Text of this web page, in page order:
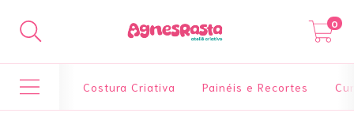
0
Costura Criativa Painéis e Recortes